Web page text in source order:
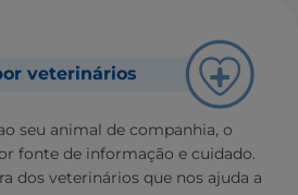
veterinários
seu animal de companhia, o
fonte de informação e cuidado.
dos veterinários que nos ajuda a